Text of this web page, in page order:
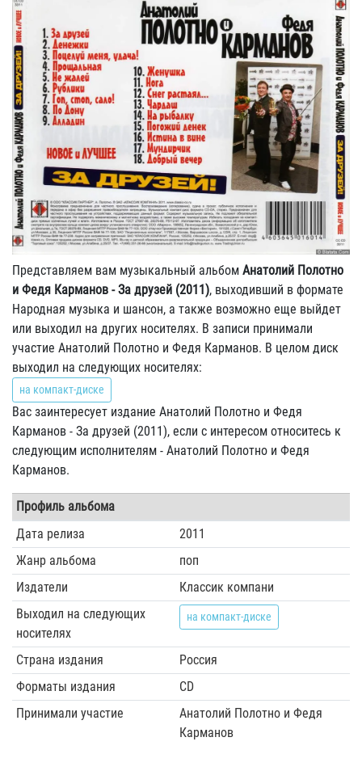
Представляем вам музыкальный альбом Анатолий Полотно
и Федя Карманов - За друзей (2011), выходивший в формате
Народная музыка и шансон, а также возможно еще выйдет
или выходил на других носителях. В записи принимали
участие Анатолий Полотно и Федя Карманов. В целом диск
выходил на следующих носителях:
на компакт-диске
Вас заинтересует издание Анатолий Полотно и Федя
Карманов - За друзей (2011), если с интересом относитесь к
следующим исполнителям - Анатолий Полотно и Федя
Карманов.
Профиль альбома
Дата релиза
2011
Жанр альбома
поп
Издатели
Классик компани
Выходил на следующих
носителях
на компакт-диске
Страна издания
Россия
Форматы издания
CD
Принимали участие
Анатолий Полотно и Федя
Карманов